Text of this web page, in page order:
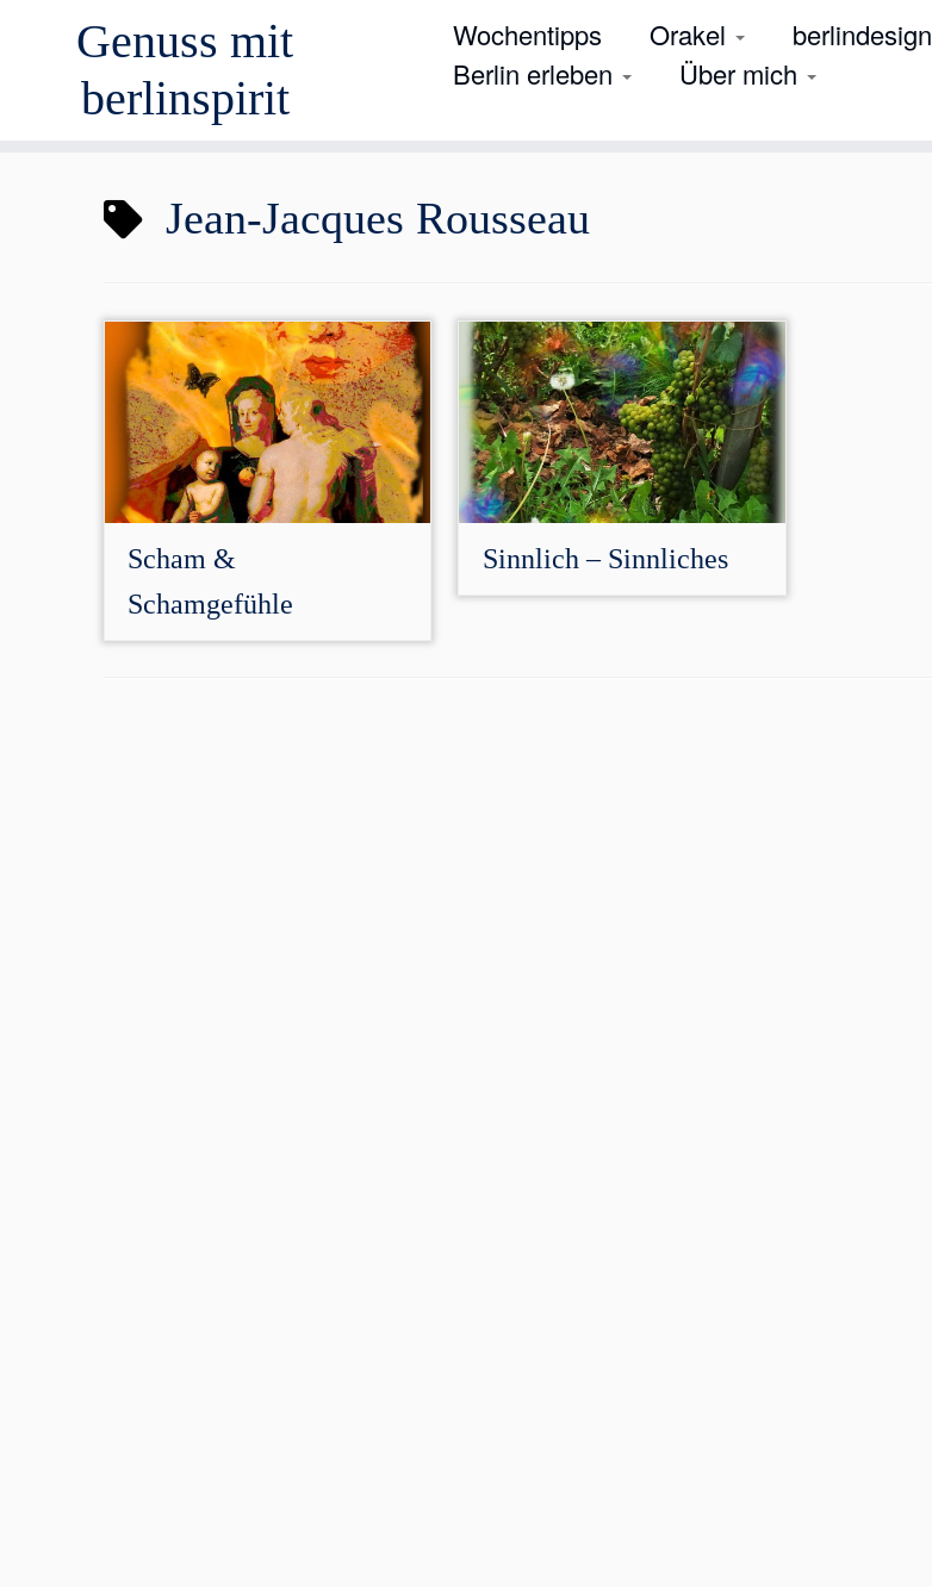
Genuss mit
berlinspirit
Wochentipps Orakel berlindesign
Berlin erleben
Über mich
Jean-Jacques Rousseau
Scham &
Schamgefühle
Sinnlich – Sinnliches